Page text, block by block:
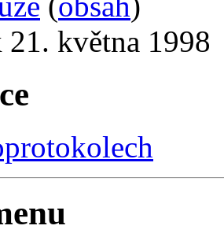
května 1998